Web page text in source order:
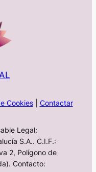
Cookies| Contactar
Legal:
S.A.. C.I.F.:
2, Polígono de
Contacto: